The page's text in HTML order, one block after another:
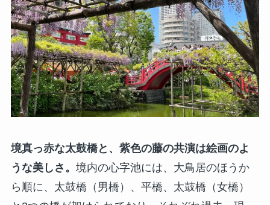
境真っ赤な太鼓橋と、紫色の藤の共演は絵画のよ
うな美しさ。 境内の心字池には、大鳥居のほうか
ら順に、太鼓橋（男橋）、平橋、太鼓橋（女橋）